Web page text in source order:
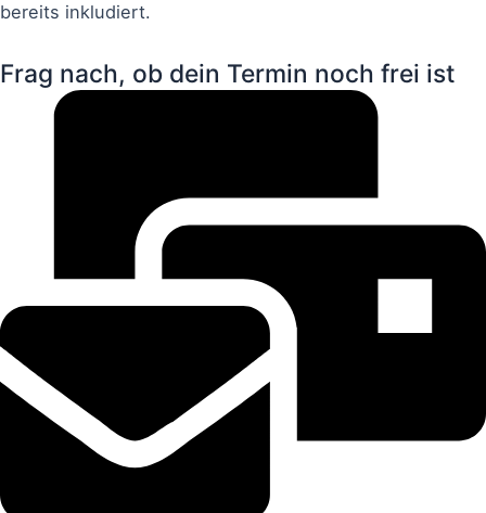
bereits inkludiert.
Frag nach, ob dein Termin noch frei ist